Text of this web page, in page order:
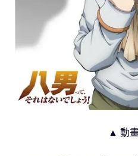
▲ 動